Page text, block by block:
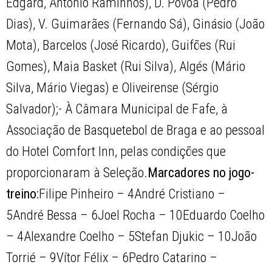
Dias), V. Guimarães (Fernando Sá), Ginásio (João
Mota), Barcelos (José Ricardo), Guifões (Rui
Gomes), Maia Basket (Rui Silva), Algés (Mário
Silva, Mário Viegas) e Oliveirense (Sérgio
Salvador);- À Câmara Municipal de Fafe, à
Associação de Basquetebol de Braga e ao pessoal
do Hotel Comfort Inn, pelas condições que
proporcionaram à Seleção. Marcadores no jogo-
treino:Filipe Pinheiro – 4André Cristiano –
5André Bessa – 6Joel Rocha – 10Eduardo Coelho
– 4Alexandre Coelho – 5Stefan Djukic – 10João
Torrié – 9Vítor Félix – 6Pedro Catarino –